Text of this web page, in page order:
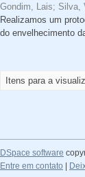
Gondim, Lais; Silva,
Realizamos um
do envelhecimento
Itens para a
DSpace software
Entre em contato